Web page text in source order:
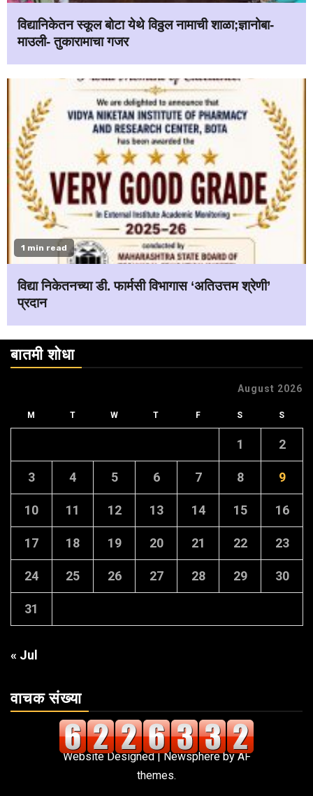
विद्यानिकेतन स्कूल बोटा येथे विठ्ठल नामाची शाळा;ज्ञानोबा-
माउली- तुकारामाचा गजर
1 min read
विद्या निकेतनच्या डी. फार्मसी विभागास ‘अतिउत्तम श्रेणी’
प्रदान
बातमी शोधा
August 2026
M T W T F S S
1 2
3 4 5 6 7 8 9
10 11 12 13 14 15 16
17 18 19 20 21 22 23
24 25 26 27 28 29 30
31
« Jul
वाचक संख्या
Website Designed|Newsphereby AF
themes.